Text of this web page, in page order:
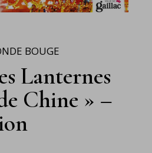
BOUGE
Lanternes
Chine » –